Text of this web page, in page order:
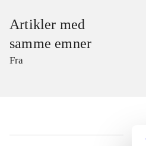
Artikler med
samme emner
Fra